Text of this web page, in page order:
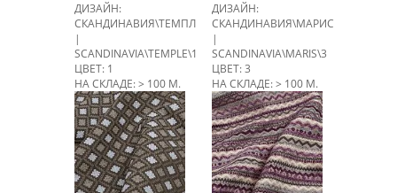
ДИЗАЙН:
СКАНДИНАВИЯ\ТЕМПЛ
|
SCANDINAVIA\TEMPLE\1
ЦВЕТ: 1
НА СКЛАДЕ: > 100 М.
ДИЗАЙН:
СКАНДИНАВИЯ\МАРИС
|
SCANDINAVIA\MARIS\3
ЦВЕТ: 3
НА СКЛАДЕ: > 100 М.